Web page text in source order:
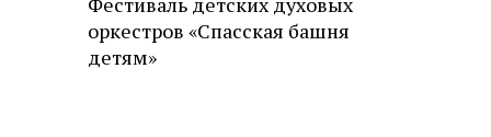
оркестров «Спасская башня
детям»